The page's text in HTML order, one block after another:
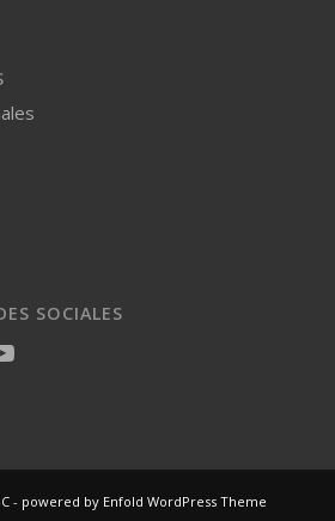
SOCIALES
- powered by Enfold WordPress Theme